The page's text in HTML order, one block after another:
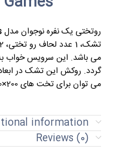
روتختی یک نفره نوجوان مدل
می باشد. این سرویس خواب
گردد. روکش این تشک در
می توان برای تخت های 200×90 نیز استفاده کرد.
information
Reviews (0)